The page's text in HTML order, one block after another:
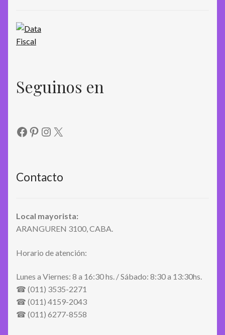
Seguinos en
Facebook
Pinterest
Instagram
X
Contacto
Local mayorista:
ARANGUREN 3100, CABA.
Horario de atención:
Lunes a Viernes: 8 a 16:30 hs. / Sábado: 8:30 a 13:30hs.
☎ (011) 3535-2271
☎ (011) 4159-2043
☎ (011) 6277-8558